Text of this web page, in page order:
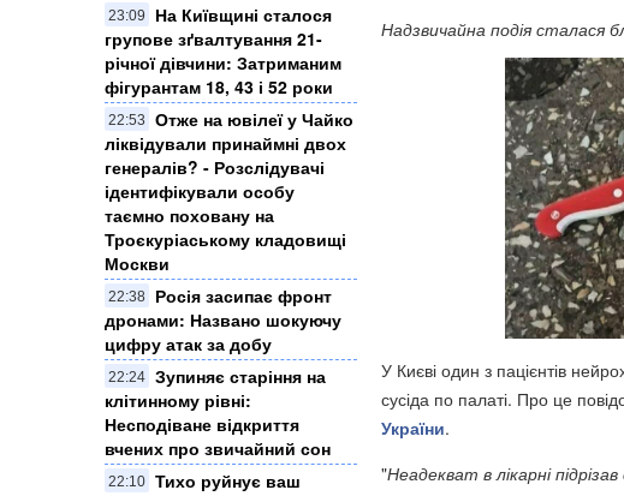
23:09
На Київщині сталося
групове зґвалтування 21-
річної дівчини: Затриманим
фігурантам 18, 43 і 52 роки
22:53
Отже на ювілеї у Чайко
ліквідували принаймні двох
генералів? - Розслідувачі
ідентифікували особу
таємно поховану на
Троєкуріаському кладовищі
Москви
22:38
Росія засипає фронт
дронами: Названо шокуючу
цифру атак за добу
22:24 Зупиняє старіння на
клітинному рівні:
Несподіване відкриття
вчених про звичайний сон
22:10 Тихо руйнує ваш
Надзвичайна подія сталася
У Києві один з пацієнтів
сусіда по палаті. Про це
України.
"Неадекват в лікарні